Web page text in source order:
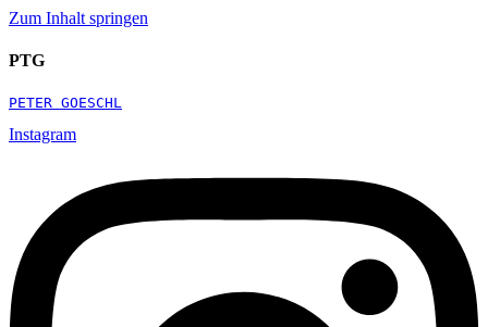
Zum Inhalt springen
PTG
PETER GOESCHL
Instagram